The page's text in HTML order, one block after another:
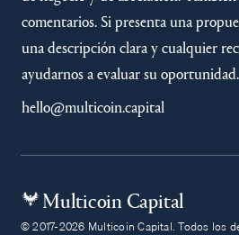
comentarios. Si presenta una
una descripción clara y cualquier
ayudarnos a evaluar su oportunidad.
hello@multicoin.capital
Multicoin Capital
© 2017-2026 Multicoin Capital. Todos los